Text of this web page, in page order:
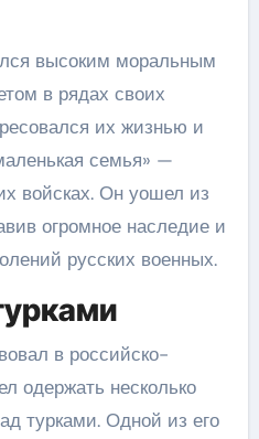
высоким моральным
в рядах своих
их жизнью и
семья» —
войсках. Он уошел из
огромное наследие и
русских военных.
в российско-
одержать несколько
турками. Одной из его